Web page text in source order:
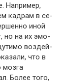
Например,
кадрам в се­
иной
но на их эмо­
воздей­
что в
мозга
Более того,